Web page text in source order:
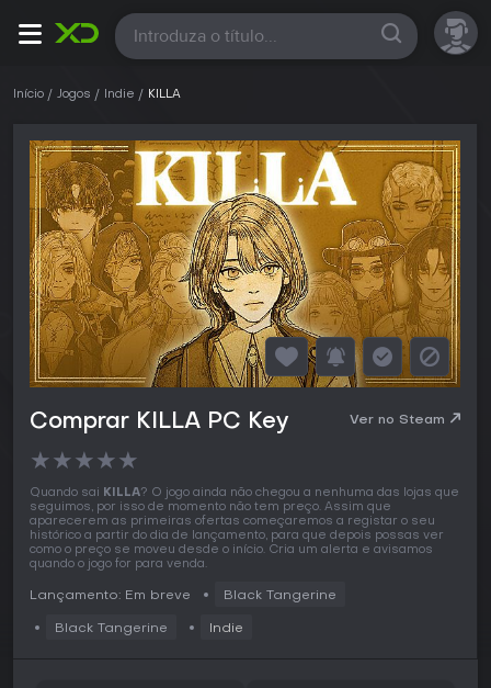
Todas
Início Jogos Indie KILLA
Comprar KILLA PC Key Ver no Steam
★★★★★
Quando sai KILLA? O jogo ainda não chegou a nenhuma das lojas que
seguimos, por isso de momento não tem preço. Assim que
aparecerem as primeiras ofertas começaremos a registar o seu
histórico a partir do dia de lançamento, para que depois possas ver
como o preço se moveu desde o início. Cria um alerta e avisamos
quando o jogo for para venda.
Lançamento: Em breve Black Tangerine
Black Tangerine Indie